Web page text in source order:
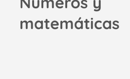
matemáticas